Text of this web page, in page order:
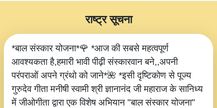
*बाल संस्कार योजना*🌹 *आज की सबसे महत्वपूर्ण
आवश्यकता है,हमारी भावी पीढ़ी संस्कारवान बने,,अपनी
परंपराओं अपने ग्रंथो को जाने*🌺 *इसी दृष्टिकोण से पूज्य
गुरुदेव गीता मनीषी स्वामी श्री ज्ञानानंद जी महाराज के सानिध्य
में जीओगीता द्वारा एक विशेष अभियान "बाल संस्कार योजना"
राष्ट्र सूचना